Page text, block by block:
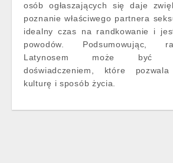
osób ogłaszających się daje
poznanie właściwego partnera
idealny czas na randkowanie i
powodów. Podsumowując,
Latynosem może być
doświadczeniem, które
kulturę i sposób życia.